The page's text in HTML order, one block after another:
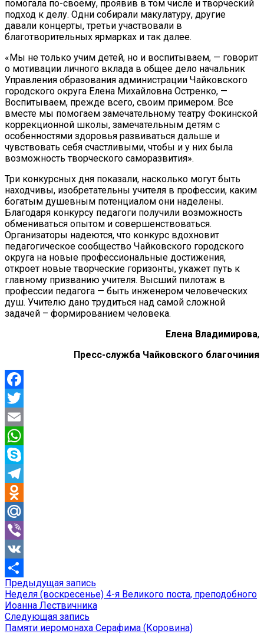
помогала по-своему, проявив в том числе и творческий
подход к делу. Одни собирали макулатуру, другие
давали концерты, третьи участвовали в
благотворительных ярмарках и так далее.
«Мы не только учим детей, но и воспитываем, — говорит
о мотивации личного вклада в общее дело начальник
Управления образования администрации Чайковского
городского округа Елена Михайловна Остренко, —
Воспитываем, прежде всего, своим примером. Все
вместе мы помогаем замечательному театру Фокинской
коррекционной школы, замечательным детям с
особенностями здоровья развиваться дальше и
чувствовать себя счастливыми, чтобы и у них была
возможность творческого саморазвития».
Три конкурсных дня показали, насколько могут быть
находчивы, изобретательны учителя в профессии, каким
богатым душевным потенциалом они наделены.
Благодаря конкурсу педагоги получили возможность
обмениваться опытом и совершенствоваться.
Организаторы надеются, что конкурс вдохновит
педагогическое сообщество Чайковского городского
округа на новые профессиональные достижения,
откроет новые творческие горизонты, укажет путь к
главному призванию учителя. Высший пилотаж в
профессии педагога — быть инженером человеческих
душ. Учителю дано трудиться над самой сложной
задачей – формированием человека.
Елена Владимирова,
Пресс-служба Чайковского благочиния
Facebook
Twitter
Email
WhatsApp
Skype
Telegram
Odnoklassniki
Mail.Ru
Viber
VK
Отправить
Навигация
по
записям
Предыдущая запись
запись:
Неделя (воскресенье) 4-я Великого поста, преподобного
Иоанна Лествичника
Следующая запись
запись:
Памяти иеромонаха Серафима (Коровина)